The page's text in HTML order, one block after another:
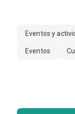
Eventos y
Eventos